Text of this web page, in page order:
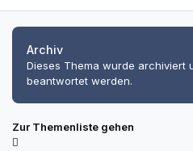
Archiv
Dieses Thema wurde archiviert
beantwortet werden.
Zur Themenliste gehen